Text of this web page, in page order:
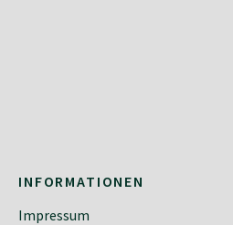
INFORMATIONEN
Impressum